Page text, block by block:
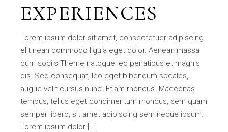
EXPERIENCES
Lorem ipsum dolor sit amet, consectetuer adipiscing
elit nean commodo ligula eget dolor. Aenean massa
cum sociis Theme natoque leo penatibus et magnis
dis. Sed consequat, leo eget bibendum sodales,
augue velit cursus nunc. Etiam rhoncus. Maecenas
tempus, tellus eget condimentum rhoncus, sem quam
semper libero, sit amet adipiscing sem neque ipsum.
Lorem ipsum dolor […]